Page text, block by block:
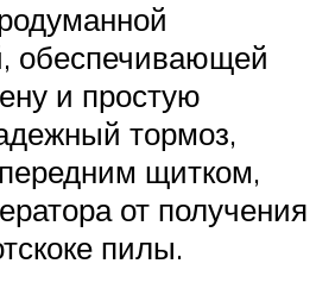
обеспечивающей
и простую
тормоз,
щитком,
от получения
пилы.